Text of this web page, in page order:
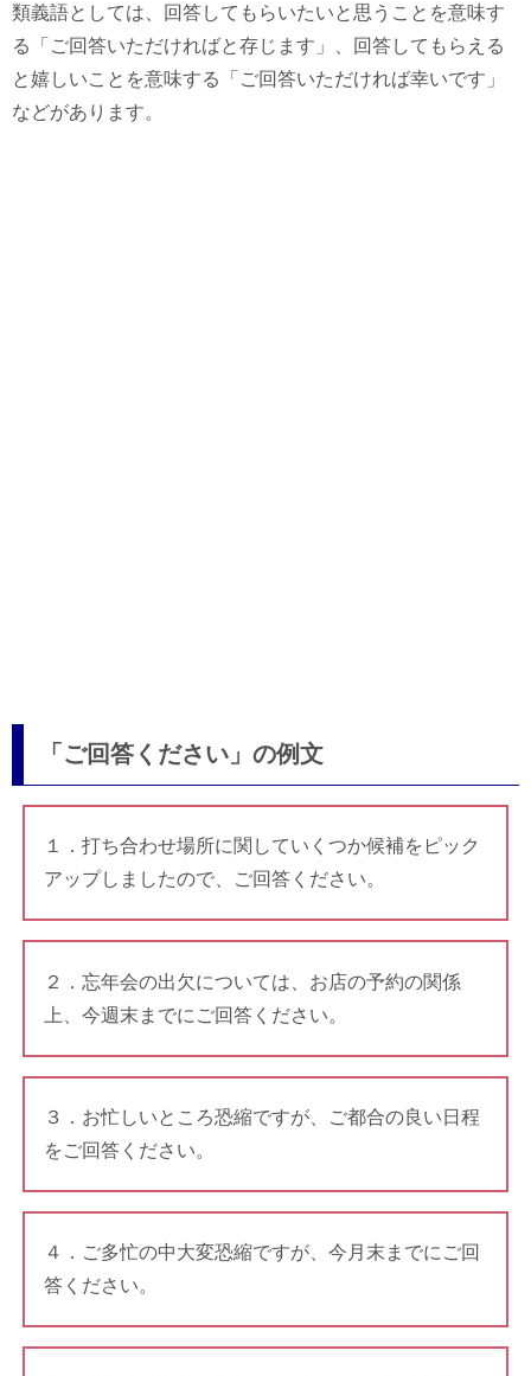
類義語としては、回答してもらいたいと思うことを意味す
る「ご回答いただければと存じます」、回答してもらえる
と嬉しいことを意味する「ご回答いただければ幸いです」
などがあります。
「ご回答ください」の例文
１．打ち合わせ場所に関していくつか候補をピック
アップしましたので、ご回答ください。
２．忘年会の出欠については、お店の予約の関係
上、今週末までにご回答ください。
３．お忙しいところ恐縮ですが、ご都合の良い日程
をご回答ください。
４．ご多忙の中大変恐縮ですが、今月末までにご回
答ください。